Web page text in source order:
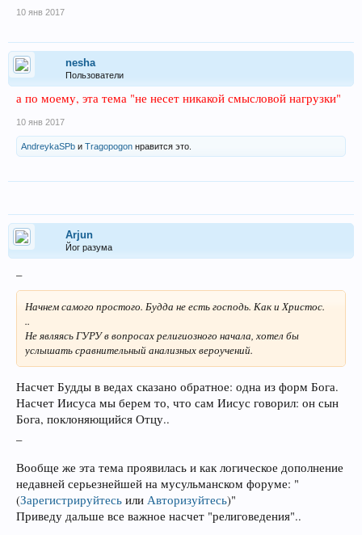
10 янв 2017
nesha
Пользователи
а по моему, эта тема "не несет никакой смысловой нагрузки"
10 янв 2017
AndreykaSPb и Tragopogon нравится это.
Arjun
Йог разума
Начнем самого простого. Будда не есть господь. Как и Христос.
..
Не являясь ГУРУ в вопросах религиозного начала, хотел бы
услышать сравнительный анализных вероучений.
Насчет Будды в ведах сказано обратное: одна из форм Бога.
Насчет Иисуса мы берем то, что сам Иисус говорил: он сын
Бога, поклоняющийся Отцу..
Вообще же эта тема проявилась и как логическое дополнение
недавней серьезнейшей на мусульманском форуме: "
(Зарегистрируйтесь или Авторизуйтесь)"
Приведу дальше все важное насчет "религоведения"..